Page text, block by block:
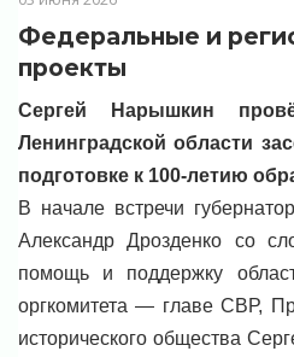
Федеральные и
проекты
Сергей Нарышкин
Ленинградской области
подготовке к 100-летию
В начале встречи
Александр Дрозденко со
помощь и поддержку
оргкомитета — главе СВР,
исторического общества